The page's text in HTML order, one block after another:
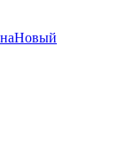
Новый